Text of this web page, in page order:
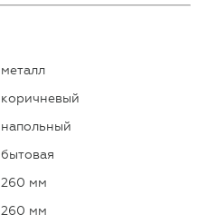
металл
коричневый
напольный
бытовая
260 мм
260 мм